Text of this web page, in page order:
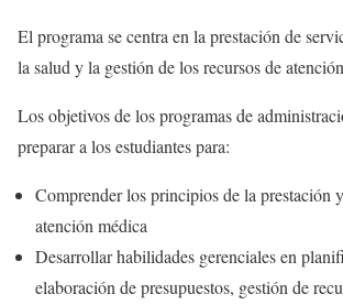
El programa se centra en la prestación de
la salud y la gestión de los recursos de
Los objetivos de los programas de
preparar a los estudiantes para:
Comprender los principios de la prestación
atención médica
Desarrollar habilidades gerenciales en
elaboración de presupuestos, gestión de